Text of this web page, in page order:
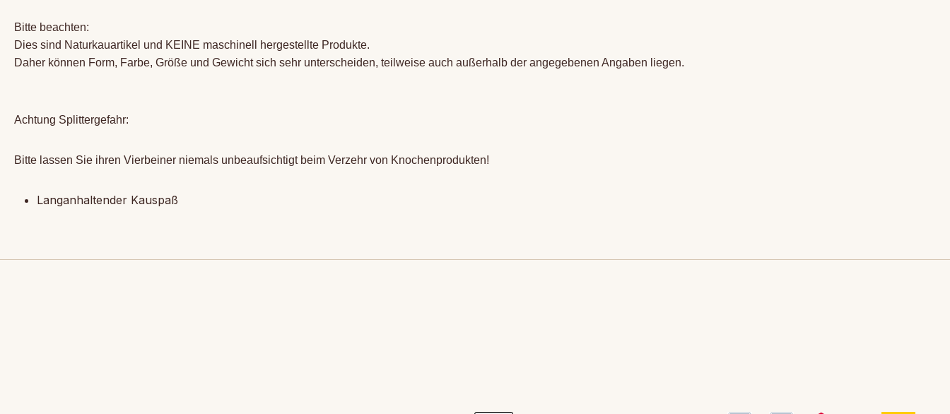
Bitte beachten:
Dies sind Naturkauartikel und KEINE maschinell hergestellte Produkte.
Daher können Form, Farbe, Größe und Gewicht sich sehr unterscheiden, teilweise auch außerhalb der angegebenen Angaben liegen.
Achtung Splittergefahr:
Bitte lassen Sie ihren Vierbeiner niemals unbeaufsichtigt beim Verzehr von Knochenprodukten!
Langanhaltender Kauspaß